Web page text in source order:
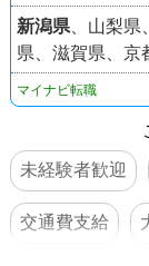
新潟県 、山梨
県、滋賀県、京
マイナビ転職
未経験者歓迎
交通費支給